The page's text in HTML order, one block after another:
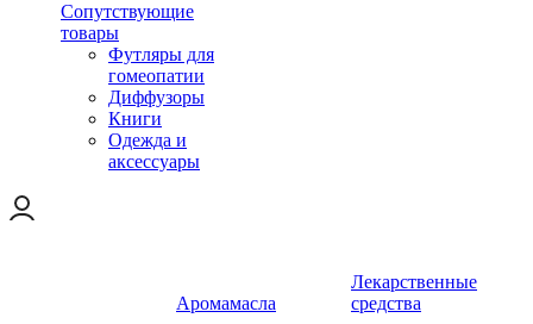
Сопутствующие
товары
Футляры для
гомеопатии
Диффузоры
Книги
Одежда и
аксессуары
Аромамасла
Лекарственные
средства